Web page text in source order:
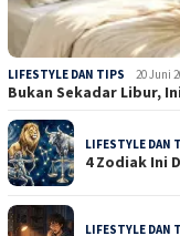
LIFESTYLE DAN TIPS 20 Juni
Bukan Sekadar Libur,
LIFESTYLE DAN
4 Zodiak Ini
LIFESTYLE DAN